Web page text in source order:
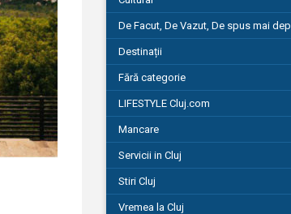
De Facut, De Vazut, De spus mai
Destinații
Fără categorie
LIFESTYLE Cluj.com
Mancare
Servicii in Cluj
Stiri Cluj
Vremea la Cluj